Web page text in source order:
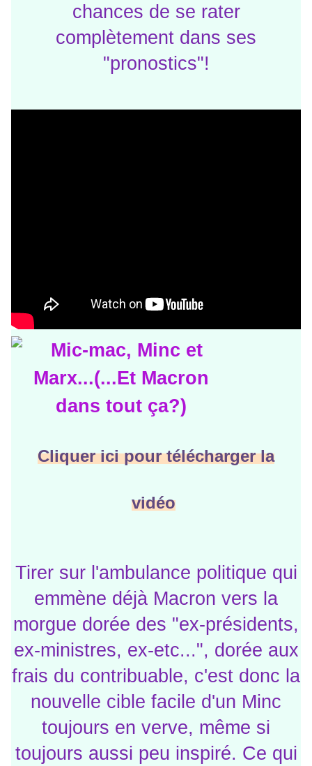
chances de se rater
complètement dans ses
"pronostics"!
Cliquer ici pour télécharger la
vidéo
Tirer sur l'ambulance politique qui
emmène déjà Macron vers la
morgue dorée des "ex-présidents,
ex-ministres, ex-etc...", dorée aux
frais du contribuable, c'est donc la
nouvelle cible facile d'un Minc
toujours en verve, même si
toujours aussi peu inspiré. Ce qui